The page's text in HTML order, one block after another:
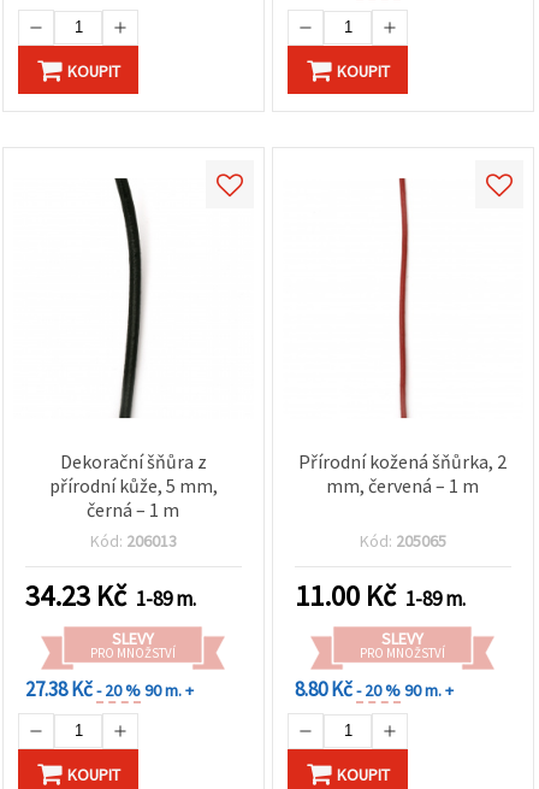
KOUPIT KOUPIT
Dekorační šňůra z
přírodní kůže, 5 mm,
černá – 1 m
Kód: 206013
34.23 Kč 1-89 m.
SLEVY
PRO MNOŽSTVÍ
27.38 Kč- 20 %90 m. +
KOUPIT
Přírodní kožená šňůrka, 2
mm, červená – 1 m
Kód: 205065
11.00 Kč 1-89 m.
SLEVY
PRO MNOŽSTVÍ
8.80 Kč- 20 %90 m. +
KOUPIT